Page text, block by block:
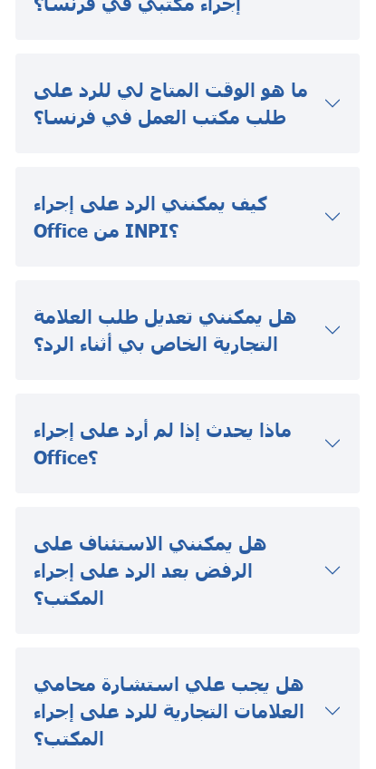
ما هو الوقت المتاح لي للرد على
طلب مكتب العمل في فرنسا؟
كيف يمكنني الرد على إجراء
Office من INPI؟
هل يمكنني تعديل طلب العلامة
التجارية الخاص بي أثناء الرد؟
ماذا يحدث إذا لم أرد على إجراء
Office؟
هل يمكنني الاستئناف على
الرفض بعد الرد على إجراء
المكتب؟
هل يجب علي استشارة محامي
العلامات التجارية للرد على إجراء
المكتب؟